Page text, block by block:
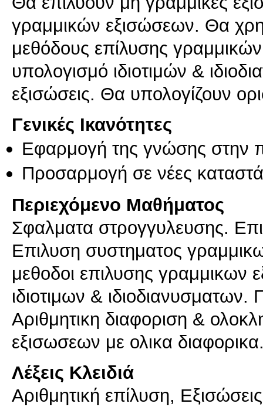
γραμμικών εξισώσεων. Θα
μεθόδους επίλυσης
υπολογισμό ιδιοτιμών &
εξισώσεις. Θα υπολογίζουν
Γενικές Ικανότητες
Εφαρμογή της γνώσης στην
Προσαρμογή σε νέες
Περιεχόμενο Μαθήματος
Σφαλματα στρογγυλευσης.
Επιλυση συστηματος
μεθοδοι επιλυσης γραμμικων
ιδιοτιμων &
Αριθμητικη διαφοριση &
εξισωσεων με ολικα
Λέξεις Κλειδιά
Αριθμητική επίλυση,